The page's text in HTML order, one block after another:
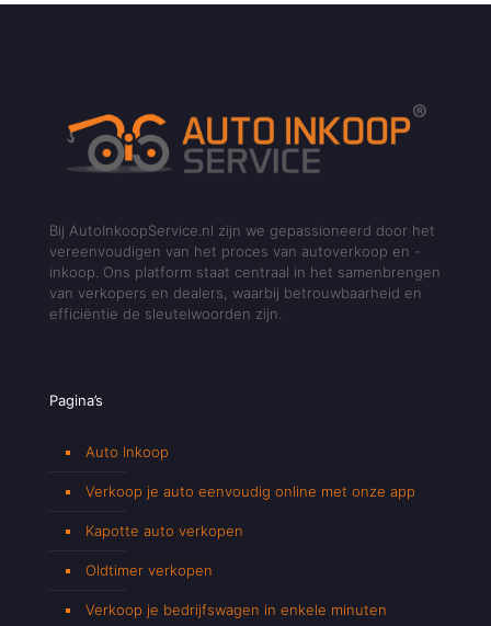
Bij AutoInkoopService.nl zijn we gepassioneerd door het
vereenvoudigen van het proces van autoverkoop en -
inkoop. Ons platform staat centraal in het samenbrengen
van verkopers en dealers, waarbij betrouwbaarheid en
efficiëntie de sleutelwoorden zijn.
Pagina’s
Auto Inkoop
Verkoop je auto eenvoudig online met onze app
Kapotte auto verkopen
Oldtimer verkopen
Verkoop je bedrijfswagen in enkele minuten